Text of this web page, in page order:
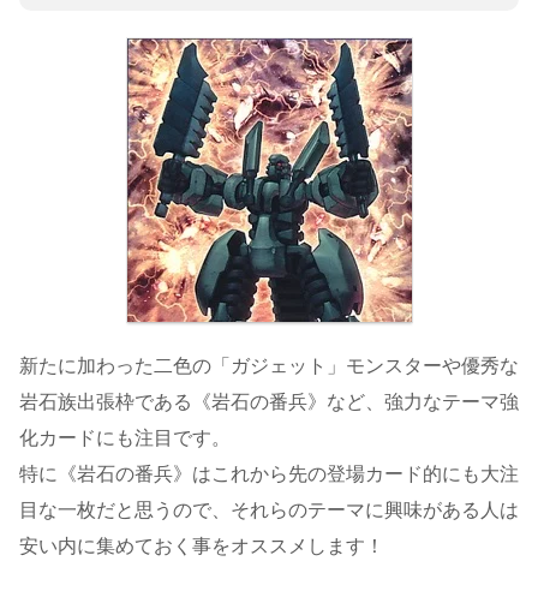
新たに加わった二色の「ガジェット」モンスターや優秀な
岩石族出張枠である《岩石の番兵》など、強力なテーマ強
化カードにも注目です。
特に《岩石の番兵》はこれから先の登場カード的にも大注
目な一枚だと思うので、それらのテーマに興味がある人は
安い内に集めておく事をオススメします！